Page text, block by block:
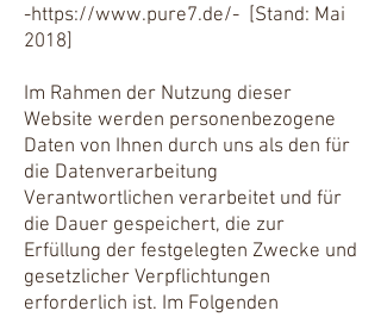
-https://www.pure7.de/- [Stand: Mai
2018]
Im Rahmen der Nutzung dieser
Website werden personenbezogene
Daten von Ihnen durch uns als den für
die Datenverarbeitung
Verantwortlichen verarbeitet und für
die Dauer gespeichert, die zur
Erfüllung der festgelegten Zwecke und
gesetzlicher Verpflichtungen
erforderlich ist. Im Folgenden